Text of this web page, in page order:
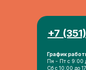
+7
График
Пн - Пт с 9:00
Сб с 10:00 до